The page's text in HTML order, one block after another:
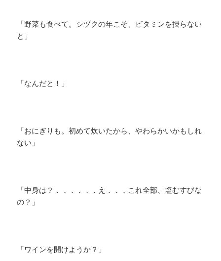
「野菜も食べて。シヅクの年こそ、ビタミンを摂らない
と」
「なんだと！」
「おにぎりも。初めて炊いたから、やわらかいかもしれ
ない」
「中身は？．．．．．．え．．．これ全部、塩むすびな
の？」
「ワインを開けようか？」